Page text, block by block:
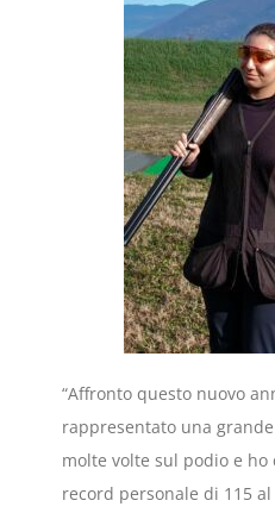
“Affronto questo nuovo
rappresentato una
molte volte sul podio e
record personale di 115